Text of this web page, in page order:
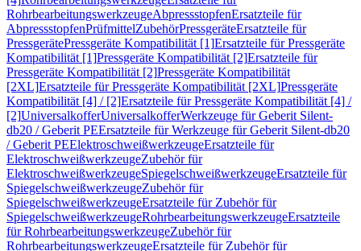
RohrbearbeitungswerkzeugeAbpressstopfenErsatzteile für
AbpressstopfenPrüfmittelZubehörPressgeräteErsatzteile für
PressgerätePressgeräte Kompatibilität [1]Ersatzteile für Pressgeräte
Kompatibilität [1]Pressgeräte Kompatibilität [2]Ersatzteile für
Pressgeräte Kompatibilität [2]Pressgeräte Kompatibilität
[2XL]Ersatzteile für Pressgeräte Kompatibilität [2XL]Pressgeräte
Kompatibilität [4] / [2]Ersatzteile für Pressgeräte Kompatibilität [4] /
[2]UniversalkofferUniversalkofferWerkzeuge für Geberit Silent-
db20 / Geberit PEErsatzteile für Werkzeuge für Geberit Silent-db20
/ Geberit PEElektroschweißwerkzeugeErsatzteile für
ElektroschweißwerkzeugeZubehör für
ElektroschweißwerkzeugeSpiegelschweißwerkzeugeErsatzteile für
SpiegelschweißwerkzeugeZubehör für
SpiegelschweißwerkzeugeErsatzteile für Zubehör für
SpiegelschweißwerkzeugeRohrbearbeitungswerkzeugeErsatzteile
für RohrbearbeitungswerkzeugeZubehör für
RohrbearbeitungswerkzeugeErsatzteile für Zubehör für